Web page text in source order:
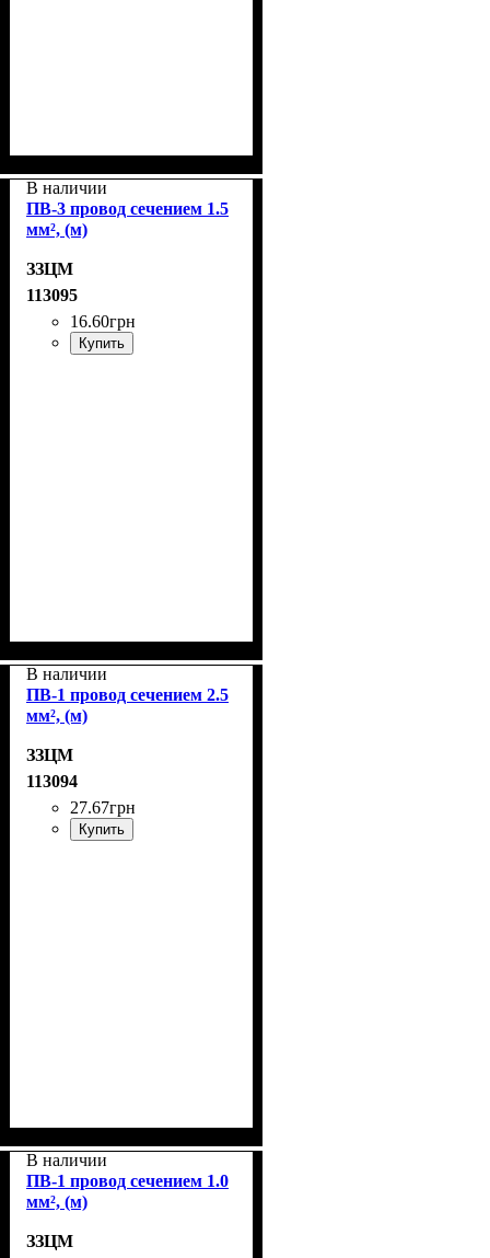
В наличии
ПВ-3 провод сечением 1.5
мм², (м)
ЗЗЦМ
113095
16.60грн
Купить
В наличии
ПВ-1 провод сечением 2.5
мм², (м)
ЗЗЦМ
113094
27.67грн
Купить
В наличии
ПВ-1 провод сечением 1.0
мм², (м)
ЗЗЦМ